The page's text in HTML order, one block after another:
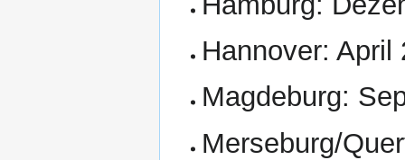
Hannover: April
Magdeburg:
Merseburg/